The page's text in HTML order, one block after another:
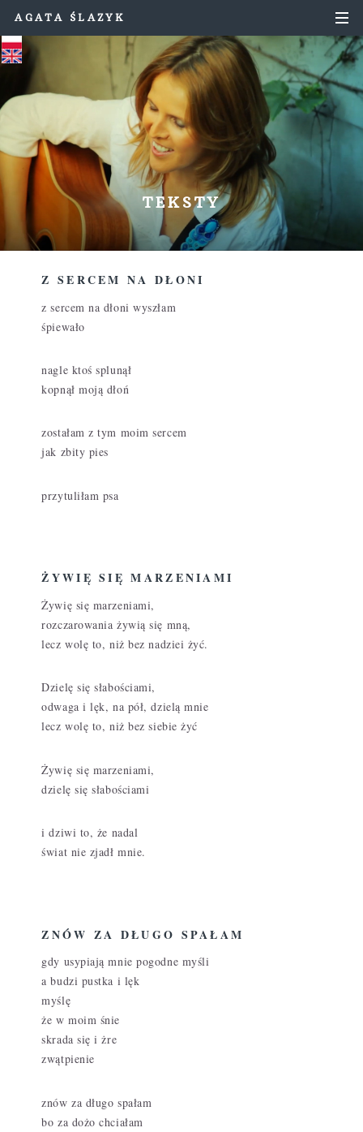
AGATA ŚLAZYK
TEKSTY
Z SERCEM NA DŁONI
z sercem na dłoni wyszłam
śpiewało
nagle ktoś splunął
kopnął moją dłoń
zostałam z tym moim sercem
jak zbity pies
przytuliłam psa
ŻYWIĘ SIĘ MARZENIAMI
Żywię się marzeniami,
rozczarowania żywią się mną,
lecz wolę to, niż bez nadziei żyć.
Dzielę się słabościami,
odwaga i lęk, na pół, dzielą mnie
lecz wolę to, niż bez siebie żyć
Żywię się marzeniami,
dzielę się słabościami
i dziwi to, że nadal
świat nie zjadł mnie.
ZNÓW ZA DŁUGO SPAŁAM
gdy usypiają mnie pogodne myśli
a budzi pustka i lęk
myślę
że w moim śnie
skrada się i żre
zwątpienie
znów za długo spałam
bo za dożo chciałam